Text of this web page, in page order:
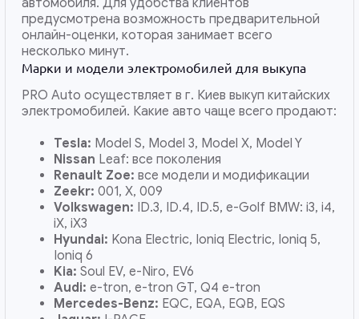
автомобиля. Для удобства клиентов
предусмотрена возможность предварительной
онлайн-оценки, которая занимает всего
несколько минут.
Марки и модели электромобилей для выкупа
PRO Auto осуществляет в г. Киев выкуп китайских
электромобилей. Какие авто чаще всего продают:
Tesla: Model S, Model 3, Model X, Model Y
Nissan Leaf: все поколения
Renault Zoe:все модели и модификации
Zeekr:001, X, 009
Volkswagen: ID.3, ID.4, ID.5, e-Golf BMW: i3, i4,
iX, iX3
Hyundai: Kona Electric, Ioniq Electric, Ioniq 5,
Ioniq 6
Kia: Soul EV, e-Niro, EV6
Audi:e-tron, e-tron GT, Q4 e-tron
Mercedes-Benz: EQC, EQA, EQB, EQS